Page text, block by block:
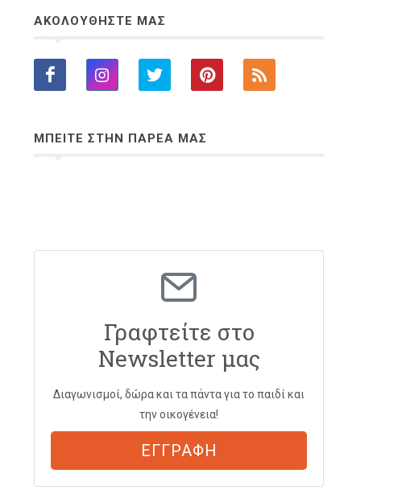
ΑΚΟΛΟΥΘΗΣΤΕ ΜΑΣ
ΜΠΕΙΤΕ ΣΤΗΝ ΠΑΡΕΑ ΜΑΣ
Γραφτείτε στο
Newsletter μας
Διαγωνισμοί, δώρα και τα πάντα για το παιδί και
την οικογένεια!
ΕΓΓΡΑΦΗ